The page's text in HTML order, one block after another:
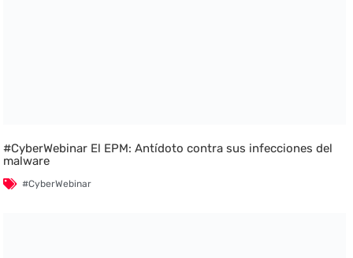
#CyberWebinar El EPM: Antídoto contra sus infecciones del
malware
#CyberWebinar